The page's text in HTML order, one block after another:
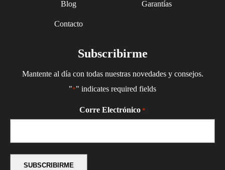
Blog Garantías
Contacto
Subscribirme
Mantente al día con todas nuestras novedades y consejos.
"*" indicates required fields
Corre Electrónico *